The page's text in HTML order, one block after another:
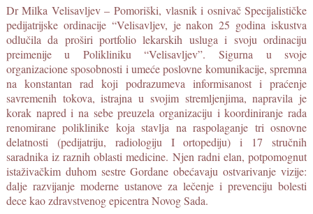
Dr Milka Velisavljev – Pomoriški, vlasnik i osnivač Specijalističke
pedijatrijske ordinacije “Velisavljev, je nakon 25 godina iskustva
odlučila da proširi portfolio lekarskih usluga i svoju ordinaciju
preimenije u Polikliniku “Velisavljev”. Sigurna u svoje
organizacione sposobnosti i umeće poslovne komunikacije, spremna
na konstantan rad koji podrazumeva informisanost i praćenje
savremenih tokova, istrajna u svojim stremljenjima, napravila je
korak napred i na sebe preuzela organizaciju i koordiniranje rada
renomirane poliklinike koja stavlja na raspolaganje tri osnovne
delatnosti (pedijatriju, radiologiju I ortopediju) i 17 stručnih
saradnika iz raznih oblasti medicine. Njen radni elan, potpomognut
istaživačkim duhom sestre Gordane obećavaju ostvarivanje vizije:
dalje razvijanje moderne ustanove za lečenje i prevenciju bolesti
dece kao zdravstvenog epicentra Novog Sada.